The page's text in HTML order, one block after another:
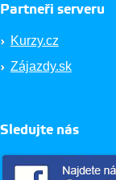
Partneři serveru
Kurzy.cz
Zájazdy.sk
Sledujte nás